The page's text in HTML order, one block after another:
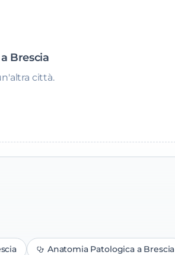
Brescia
città.
Anatomia Patologicaa Brescia